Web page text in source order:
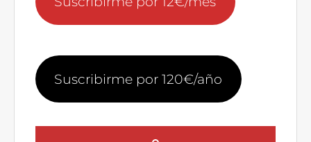
Suscribirme por 120€/año